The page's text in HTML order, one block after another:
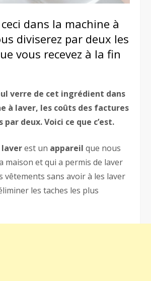
dans la machine à
diviserez par deux les
vous recevez à la fin
verre de cet ingrédient dans
à laver, les coûts des factures
deux. Voici ce que c’est.
laverest un appareil que nous
maison et qui a permis de laver
vêtements sans avoir à les laver
les taches les plus